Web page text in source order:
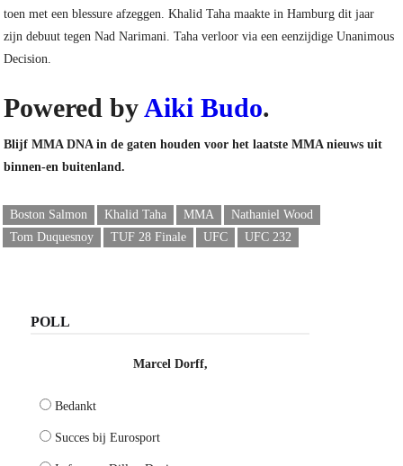
toen met een blessure afzeggen. Khalid Taha maakte in Hamburg dit jaar
zijn debuut tegen Nad Narimani. Taha verloor via een eenzijdige Unanimous
Decision.
Powered byAiki Budo.
Blijf MMA DNA in de gaten houden voor het laatste MMA nieuws uit
binnen-en buitenland.
Boston Salmon Khalid Taha MMA
Nathaniel Wood
Tom Duquesnoy
TUF 28 Finale UFC UFC 232
POLL
Marcel Dorff,
Bedankt
Succes bij Eurosport